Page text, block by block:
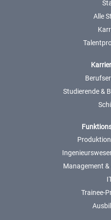
Alle
Studierende &
Management
Trainee-